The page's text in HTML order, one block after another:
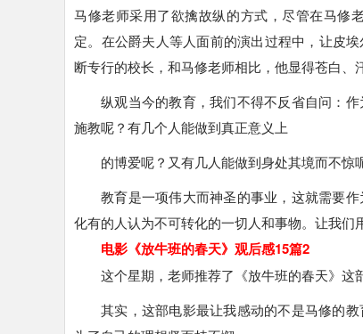
马修老师采用了欲擒故纵的方式，尽管在马修
定。在公爵夫人等人面前的演出过程中，让皮
断专行的校长，和马修老师相比，他显得苍白、
纵观当今的教育，我们不得不反省自问：
施教呢？有几个人能做到真正意义上
的博爱呢？又有几人能做到身处其境而不惊
教育是一项伟大而神圣的事业，这就需要
化有的人认为不可转化的一切人和事物。让我们
电影《放牛班的春天》观后感15篇2
这个星期，老师推荐了《放牛班的春天》这
其实，这部电影最让我感动的不是马修的